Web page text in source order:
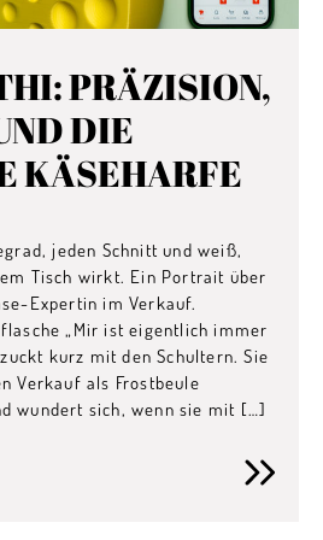
PRÄZISION,
DIE
KÄSEHARFE
jeden Schnitt und weiß,
Tisch wirkt. Ein Portrait über
Expertin im Verkauf.
„Mir ist eigentlich immer
kurz mit den Schultern. Sie
Verkauf als Frostbeule
wundert sich, wenn sie mit […]